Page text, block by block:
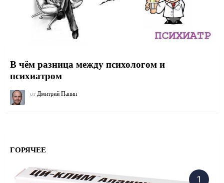
В чём разница между психологом и
психиатром
от Дмитрий Панин
ГОРЯЧЕЕ